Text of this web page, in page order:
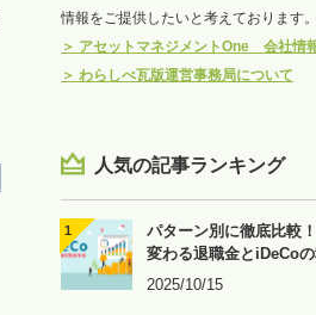
情報をご提供したいと考えております。
＞ アセットマネジメントOne 会社情
＞ わらしべ瓦版運営事務局について
人気の記事ランキング
パターン別に徹底比較
変わる退職金とiDeCo
2025/10/15